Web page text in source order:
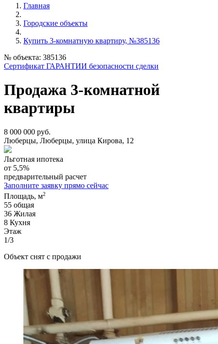
Главная
Городские объекты
Купить 3-комнатную квартиру, №385136
№ объекта: 385136
Сертификат ГАРАНТИИ безопасности сделки
Продажа 3-комнатной
квартиры
8 000 000 руб.
Люберцы, Люберцы, улица Кирова, 12
Льготная ипотека
от 5,5%
предварительный расчет
Заполните заявку прямо сейчас
Площадь, м2
55 общая
36 Жилая
8 Кухня
Этаж
1/3
Объект снят с продажи